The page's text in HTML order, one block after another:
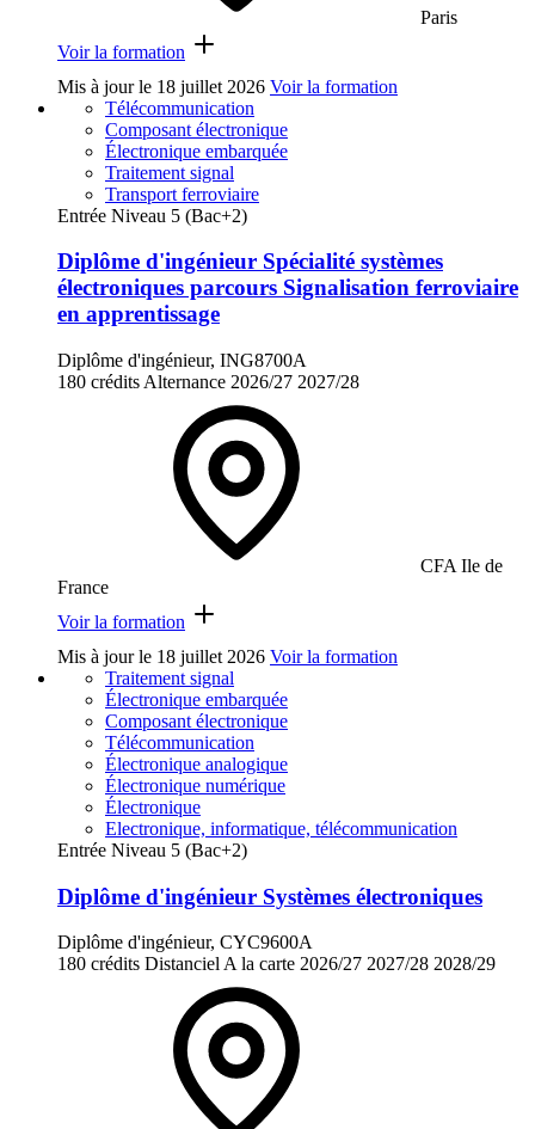
Paris
Voir la formation
Mis à jour le 18 juillet 2026 Voir la formation
Télécommunication
Composant électronique
Électronique embarquée
Traitement signal
Transport ferroviaire
Entrée Niveau 5 (Bac+2)
Diplôme d'ingénieur Spécialité systèmes
électroniques parcours Signalisation ferroviaire
en apprentissage
Diplôme d'ingénieur, ING8700A
180 crédits Alternance 2026/27 2027/28
CFA Ile de
France
Voir la formation
Mis à jour le 18 juillet 2026 Voir la formation
Traitement signal
Électronique embarquée
Composant électronique
Télécommunication
Électronique analogique
Électronique numérique
Électronique
Electronique, informatique, télécommunication
Entrée Niveau 5 (Bac+2)
Diplôme d'ingénieur Systèmes électroniques
Diplôme d'ingénieur, CYC9600A
180 crédits Distanciel A la carte 2026/27 2027/28 2028/29